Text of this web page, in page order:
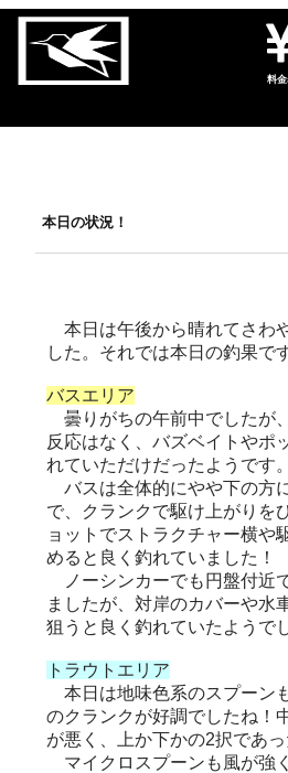
料
本日の状況！
本日は午後から晴れてさわ
した。それでは本日の釣果で
バスエリア
曇りがちの午前中でしたが
反応はなく、バズベイトやポ
れていただけだったようです。
バスは全体的にやや下の方
で、クランクで駆け上がりを
ョットでストラクチャー横や
めると良く釣れていました！
ノーシンカーでも円盤付近
ましたが、対岸のカバーや水
狙うと良く釣れていたようで
トラウトエリア
本日は地味色系のスプーン
のクランクが好調でしたね！
が悪く、上か下かの2択であっ
マイクロスプーンも風が強